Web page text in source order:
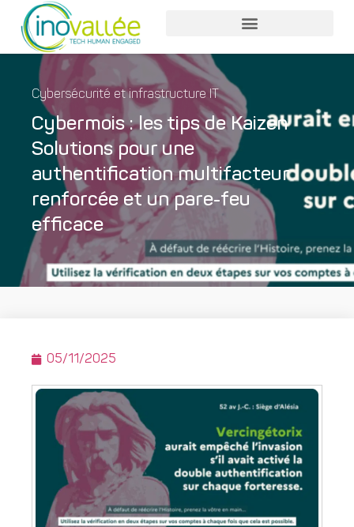
Cybersécurité et infrastructure IT
Cybermois : les tips de Kaizen
Solutions pour une
authentification multifacteur
renforcée et un pare-feu
efficace
05/11/2025